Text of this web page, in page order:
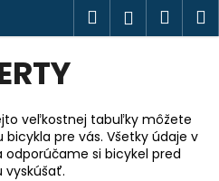
Hľadať
veľkostnej tabuľky môžete
pre vás. Všetky údaje v
si bicykel pred
vyskúšať.